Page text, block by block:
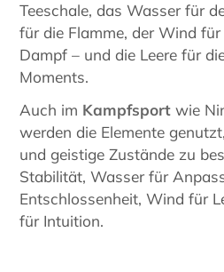
Teeschale, das Wasser für
für die Flamme, der Wind
Dampf – und die Leere für
Moments.
Auch im Kampfsport wie
werden die Elemente
und geistige Zustände zu
Stabilität, Wasser für
Entschlossenheit, Wind für
für Intuition.